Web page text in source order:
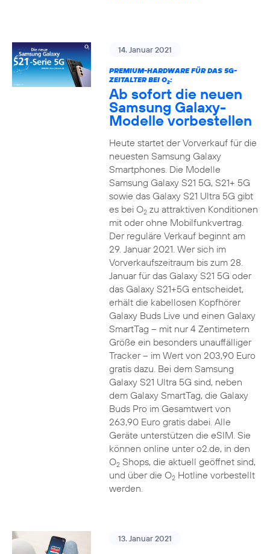
14. Januar 2021
PREMIUM-HARDWARE FÜR DAS 5G-
ZEITALTER BEI O2:
Ab sofort die neuen
Samsung Galaxy-
Modelle vorbestellen
Heute startet der Vorverkauf für die
neuesten Samsung Galaxy
Smartphones. Die Modelle
Samsung Galaxy S21 5G, S21+ 5G
sowie das Galaxy S21 Ultra 5G gibt
es bei O2zu attraktiven Konditionen
mit oder ohne Mobilfunkvertrag.
Der reguläre Verkauf beginnt am
29. Januar 2021. Wer sich im
Vorverkaufszeitraum bis zum 28.
Januar für das Galaxy S21 5G oder
das Galaxy S21+5G entscheidet,
erhält die kabellosen Kopfhörer
Galaxy Buds Live und einen Galaxy
SmartTag – mit nur 4 Zentimetern
Größe ein besonders unauffälliger
Tracker – im Wert von 203,90 Euro
gratis dazu. Bei dem Samsung
Galaxy S21 Ultra 5G sind, neben
dem Galaxy SmartTag, die Galaxy
Buds Pro im Gesamtwert von
263,90 Euro gratis dabei. Alle
Geräte unterstützen die eSIM. Sie
können online unter o2.de, in den
O2Shops, die aktuell geöffnet sind,
und über die O2Hotline vorbestellt
werden.
13. Januar 2021